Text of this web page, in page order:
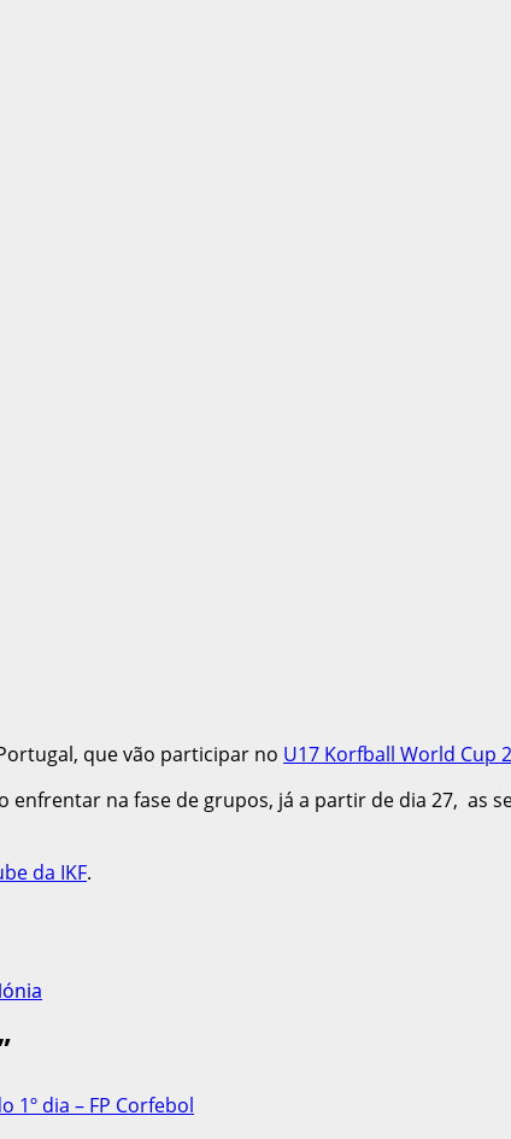
que vão participar no U17 Korfball World Cup
enfrentar na fase de grupos, já a partir de dia 27, as
da IKF.
1º dia – FP Corfebol